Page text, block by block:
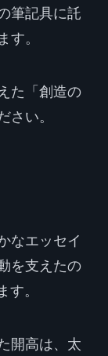
筆記具に託
す。
た「創造の
さい。
なエッセイ
を支えたの
す。
開高は、太